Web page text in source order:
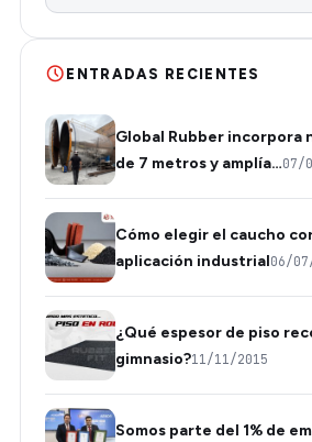
ENTRADAS RECIENTES
Global Rubber incorpora
de 7 metros y amplía…07/
Cómo elegir el caucho
aplicación industrial06/
¿Qué espesor de piso
gimnasio?11/11/2015
Somos parte del 1% de